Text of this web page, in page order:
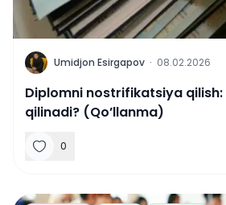
U Umidjon Esirgapov · 08.02.2026
Diplomni nostrifikatsiya
qilinadi? (Qo’llanma)
0